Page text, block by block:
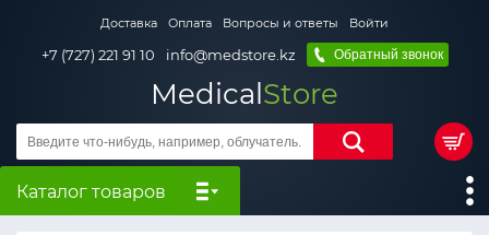
Доставка Оплата Вопросы и ответы Войти
+7 (727) 221 91 10 info@medstore.kz Обратный звонок
MedicalStore
Каталог товаров